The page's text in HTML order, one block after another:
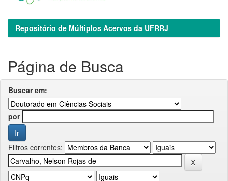
Repositório de Múltiplos Acervos da UFRRJ
Página de Busca
Buscar em:
por
Filtros correntes: